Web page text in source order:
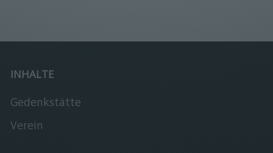
INHALTE
Gedenkstätte
Verein